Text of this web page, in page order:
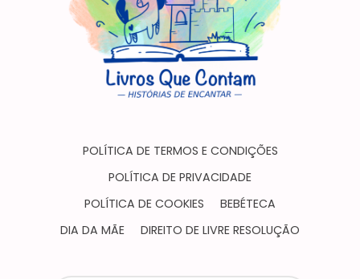
POLÍTICA DE TERMOS E CONDIÇÕES
POLÍTICA DE PRIVACIDADE
POLÍTICA DE COOKIES
BEBÉTECA
DIA DA MÃE
DIREITO DE LIVRE RESOLUÇÃO